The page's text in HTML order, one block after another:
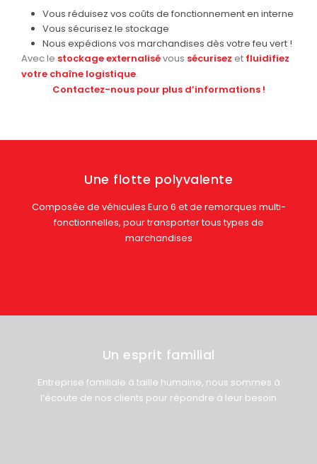
Vous réduisez vos coûts de fonctionnement en interne
Vous sécurisez le stockage
Nous expédions vos marchandises dès votre feu vert !
Avec le stockage externalisévous sécurisez et fluidifiez
votre chaîne logistique.
Contactez-nous pour plus d’informations !
Une flotte polyvalente
Composée de véhicules Euro 6 et de remorques multi-
fonctionnelles, pour transporter tous types de
marchandises
Un esprit familial
Entreprise familiale à taille humaine, nous sommes à
l’écoute de nos clients pour répondre à leur besoin